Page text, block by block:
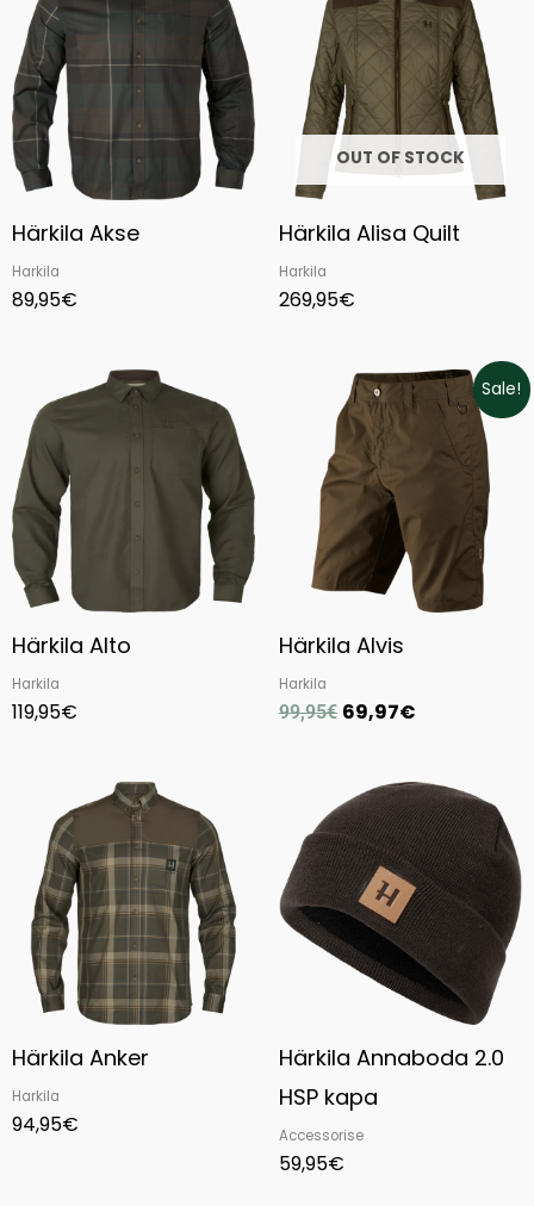
Härkila Akse
Harkila
89,95€
OUT OF STOCK
Härkila Alisa Quilt
Harkila
269,95€
Härkila Alto
Harkila
119,95€
Sale!
Härkila Alvis
Harkila
99,95€
Original
price
was:
99,95€.
69,97€
Current
price
69,97€.
Härkila Anker
Harkila
94,95€
Härkila Annaboda 2.0
HSP kapa
Accessorise
59,95€